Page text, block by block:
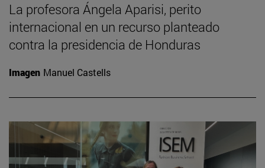
La profesora Ángela Aparisi, perito
internacional en un recurso planteado
contra la presidencia de Honduras
Imagen Manuel Castells